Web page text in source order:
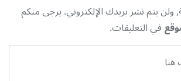
ولن يتم نشر بريدك الإلكتروني. يرجى منكم
في التعليقات.